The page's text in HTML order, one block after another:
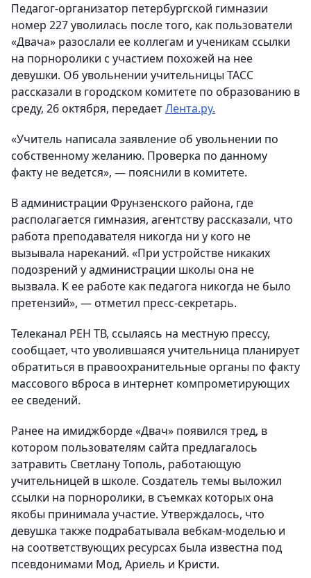
Педагог-организатор петербургской гимназии
номер 227 уволилась после того, как пользователи
«Двача» разослали ее коллегам и ученикам ссылки
на порноролики с участием похожей на нее
девушки. Об увольнении учительницы ТАСС
рассказали в городском комитете по образованию в
среду, 26 октября, передаетЛента.ру.
«Учитель написала заявление об увольнении по
собственному желанию. Проверка по данному
факту не ведется», — пояснили в комитете.
В администрации Фрунзенского района, где
располагается гимназия, агентству рассказали, что
работа преподавателя никогда ни у кого не
вызывала нареканий. «При устройстве никаких
подозрений у администрации школы она не
вызвала. К ее работе как педагога никогда не было
претензий», — отметил пресс-секретарь.
Телеканал РЕН ТВ, ссылаясь на местную прессу,
сообщает, что уволившаяся учительница планирует
обратиться в правоохранительные органы по факту
массового вброса в интернет компрометирующих
ее сведений.
Ранее на имиджборде «Двач» появился тред, в
котором пользователям сайта предлагалось
затравить Светлану Тополь, работающую
учительницей в школе. Создатель темы выложил
ссылки на порноролики, в съемках которых она
якобы принимала участие. Утверждалось, что
девушка также подрабатывала вебкам-моделью и
на соответствующих ресурсах была известна под
псевдонимами Мод, Ариель и Кристи.